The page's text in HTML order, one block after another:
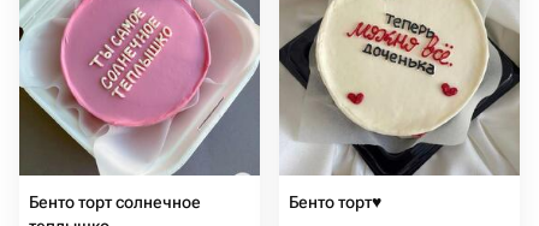
Бенто торт солнечное
Бенто торт♥️